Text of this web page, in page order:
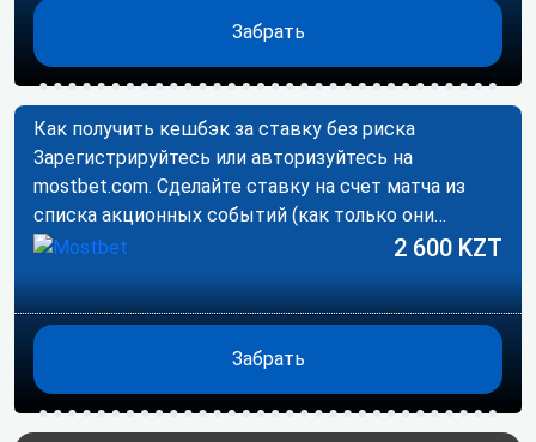
Забрать
Как получить кешбэк за ставку без риска
Зарегистрируйтесь или авторизуйтесь на
mostbet.com. Сделайте ставку на счет матча из
списка акционных событий (как только они
появятся).…
2 600 KZT
Забрать